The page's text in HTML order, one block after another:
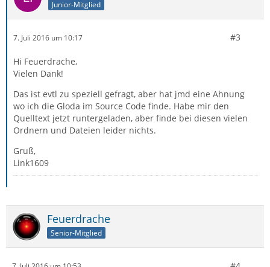
Junior-Mitglied
7. Juli 2016 um 10:17 #3
Hi Feuerdrache,
Vielen Dank!
Das ist evtl zu speziell gefragt, aber hat jmd eine Ahnung
wo ich die Gloda im Source Code finde. Habe mir den
Quelltext jetzt runtergeladen, aber finde bei diesen vielen
Ordnern und Dateien leider nichts.
Gruß,
Link1609
Feuerdrache
Senior-Mitglied